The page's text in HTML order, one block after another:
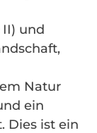
II) und
Natur
ein
Dies ist ein